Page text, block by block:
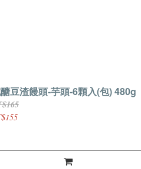
豆渣饅頭-芋頭-6顆入(包) 480g